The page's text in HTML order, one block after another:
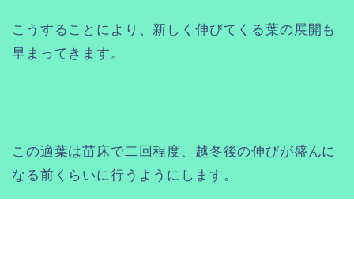
こうすることにより、新しく伸びてくる葉の展開も
早まってきます。
この適葉は苗床で二回程度、越冬後の伸びが盛んに
なる前くらいに行うようにします。